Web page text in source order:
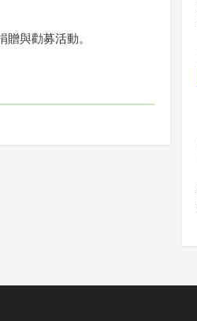
與勸募活動。